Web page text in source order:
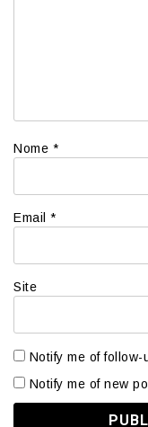
Nome *
Email *
Site
Notify me of
Notify me of new